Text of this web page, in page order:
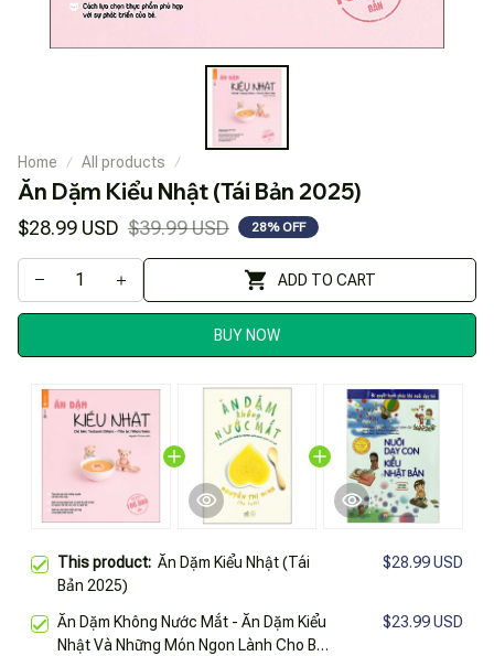
Home All products
Ăn Dặm Kiểu Nhật (Tái Bản 2025)
$28.99 USD $39.99 USD 28% OFF
ADD TO CART
BUY NOW
This product: Ăn Dặm Kiểu Nhật (Tái
Bản 2025)
$28.99 USD
Ăn Dặm Không Nước Mắt - Ăn Dặm Kiểu
Nhật Và Những Món Ngon Lành Cho Bé
$23.99 USD